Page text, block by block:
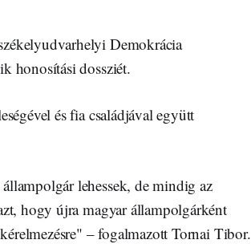
Demokrácia
honosítási dossziét.
és fia családjával együtt
lehessek, de mindig az
hogy újra magyar állampolgárként
– fogalmazott Tornai Tibor.